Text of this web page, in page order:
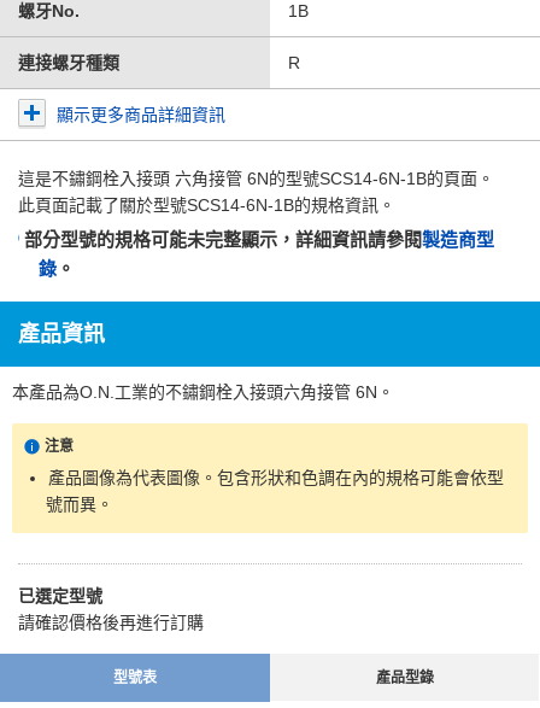
螺牙No. 1B
連接螺牙種類 R
顯示更多商品詳細資訊
這是不鏽鋼栓入接頭 六角接管 6N的型號SCS14-6N-1B的頁面。
此頁面記載了關於型號SCS14-6N-1B的規格資訊。
部分型號的規格可能未完整顯示，詳細資訊請參閱製造商型
錄 。
產品資訊
本產品為O.N.工業的不鏽鋼栓入接頭六角接管 6N。
注意
產品圖像為代表圖像。包含形狀和色調在內的規格可能會依型
號而異。
已選定型號
請確認價格後再進行訂購
型號表 產品型錄